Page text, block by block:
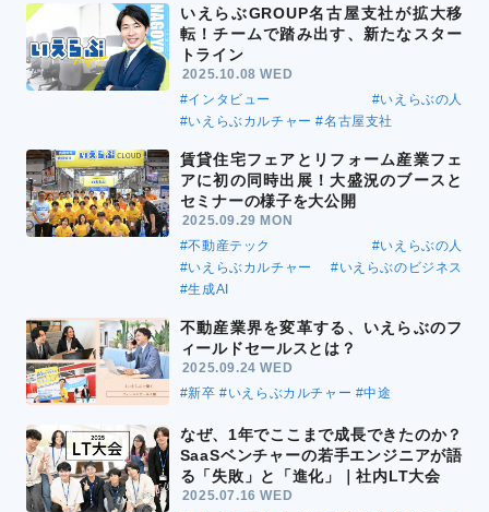
いえらぶGROUP名古屋支社が拡大移
転！チームで踏み出す、新たなスター
トライン
2025.10.08 WED
#インタビュー
#いえらぶの人
#いえらぶカルチャー #名古屋支社
賃貸住宅フェアとリフォーム産業フェ
アに初の同時出展！大盛況のブースと
セミナーの様子を大公開
2025.09.29 MON
#不動産テック
#いえらぶの人
#いえらぶカルチャー
#いえらぶのビジネス
#生成AI
不動産業界を変革する、いえらぶのフ
ィールドセールスとは？
2025.09.24 WED
#新卒 #いえらぶカルチャー #中途
なぜ、1年でここまで成長できたのか？
SaaSベンチャーの若手エンジニアが語
る「失敗」と「進化」｜社内LT大会
2025.07.16 WED